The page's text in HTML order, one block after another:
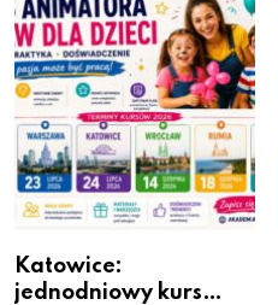
Katowice:
jednodniowy kurs